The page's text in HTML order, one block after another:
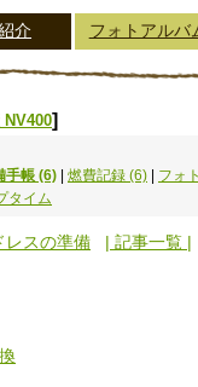
介 フォトアルバ
NV400]
手帳 (6) 燃費記録 (6) フォ
タイム
レスの準備 | 記事一覧 |